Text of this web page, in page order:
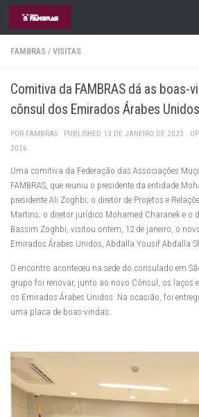
Skip to content
FAMBRAS / VISITAS
Comitiva da FAMBRAS dá as boas-
cônsul dos Emirados Árabes Unidos
POR FAMBRAS · PUBLISHED 13 DE JANEIRO DE 2023 ·
2026
Uma comitiva da Federação das Associações
FAMBRAS, que reuniu o presidente da entidade
presidente Ali Zoghbi; o diretor de Projetos e
Martins; o diretor jurídico Mohamed Charanek e o
Bassim Zoghbi, visitou ontem, 12 de janeiro, o
Emirados Árabes Unidos, Abdalla Yousif Abdalla
O encontro aconteceu na sede do consulado em
grupo foi renovar, junto ao novo Cônsul, os laços
os Emirados Árabes Unidos. Na ocasião, foi
uma placa de boas-vindas.